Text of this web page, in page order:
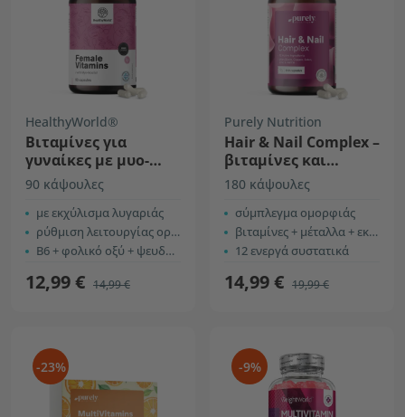
HealthyWorld®
Βιταμίνες για
γυναίκες με μυο-
ινοσιτόλη
90 κάψουλες
με εκχύλισμα λυγαριάς
ρύθμιση λειτουργίας ορμονών
Β6 + φολικό οξύ + ψευδάργυρος
12,99 € 14,99 €
Purely Nutrition
Hair & Nail Complex –
βιταμίνες και
μέταλλα για μαλλιά
και νύχια
180 κάψουλες
σύμπλεγμα ομορφιάς
βιταμίνες + μέταλλα + εκχυλίσματα
12 ενεργά συστατικά
14,99 € 19,99 €
-23% -9%